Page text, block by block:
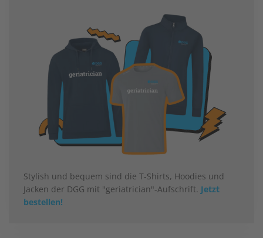
Stylish und bequem sind die T-Shirts, Hoodies und
Jacken der DGG mit "geriatrician"-Aufschrift. Jetzt
bestellen!